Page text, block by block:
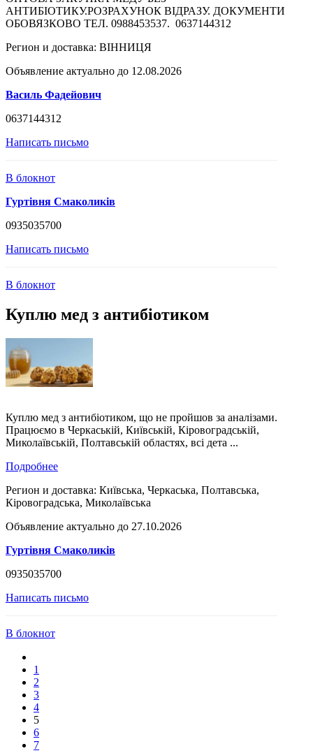
АНТИБІОТИКУ.РОЗРАХУНОК ВІДРАЗУ. ДОКУМЕНТИ
ОБОВЯЗКОВО ТЕЛ. 0988453537. 0637144312
Регион и доставка: ВІННИЦЯ
Объявление актуально до 12.08.2026
Василь Фадейович
0637144312
Написать письмо
В блокнот
Гуртівня Смаколиків
0935035700
Написать письмо
В блокнот
Куплю мед з антибіотиком
Куплю мед з антибіотиком, що не пройшов за аналізами.
Працюємо в Черкаській, Київській, Кіровоградській,
Миколаївській, Полтавській областях, всі дета ...
Подробнее
Регион и доставка: Київська, Черкаська, Полтавська,
Кіровоградська, Миколаївська
Объявление актуально до 27.10.2026
Гуртівня Смаколиків
0935035700
Написать письмо
В блокнот
1
2
3
4
5
6
7